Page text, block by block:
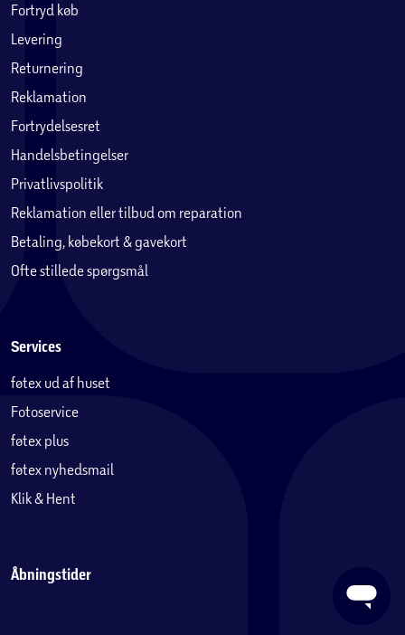
Fortryd køb
Levering
Returnering
Reklamation
Fortrydelsesret
Handelsbetingelser
Privatlivspolitik
Reklamation eller tilbud om reparation
Betaling, købekort & gavekort
Ofte stillede spørgsmål
Services
føtex ud af huset
Fotoservice
føtex plus
føtex nyhedsmail
Klik & Hent
Åbningstider